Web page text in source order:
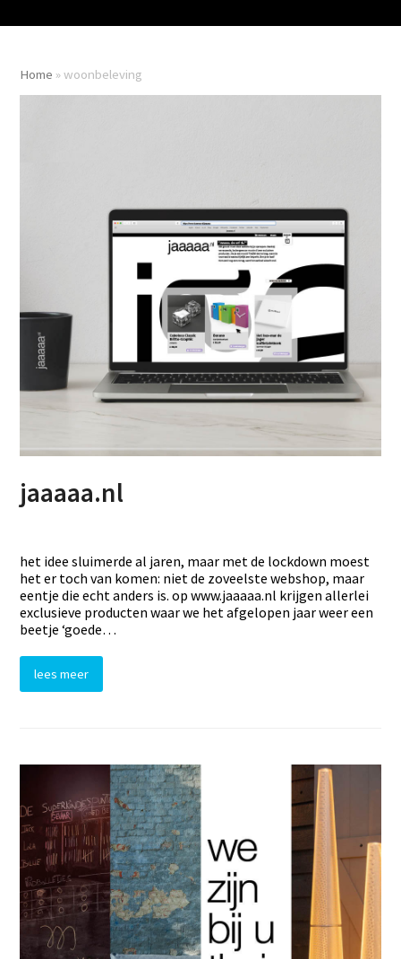
Home »woonbeleving
jaaaaa.nl
het idee sluimerde al jaren, maar met de lockdown moest
het er toch van komen: niet de zoveelste webshop, maar
eentje die echt anders is. op www.jaaaaa.nl krijgen allerlei
exclusieve producten waar we het afgelopen jaar weer een
beetje ‘goede…
lees meer